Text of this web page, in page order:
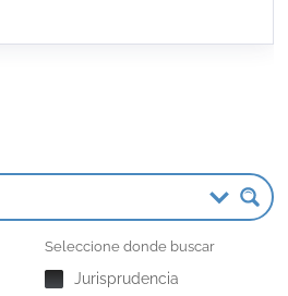
Seleccione donde buscar
Jurisprudencia